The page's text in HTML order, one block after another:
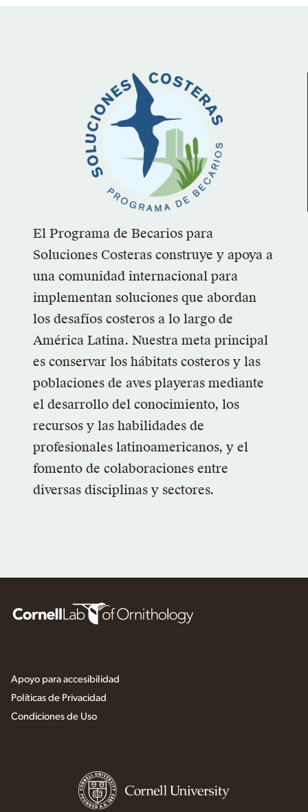
El Programa de Becarios para
Soluciones Costeras construye y apoya a
una comunidad internacional para
implementan soluciones que abordan
los desafíos costeros a lo largo de
América Latina. Nuestra meta principal
es conservar los hábitats costeros y las
poblaciones de aves playeras mediante
el desarrollo del conocimiento, los
recursos y las habilidades de
profesionales latinoamericanos, y el
fomento de colaboraciones entre
diversas disciplinas y sectores.
Apoyo para accesibilidad
Políticas de Privacidad
Condiciones de Uso